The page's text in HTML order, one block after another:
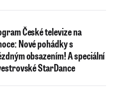
České televize na
Nové pohádky s
obsazením! A speciální
StarDance